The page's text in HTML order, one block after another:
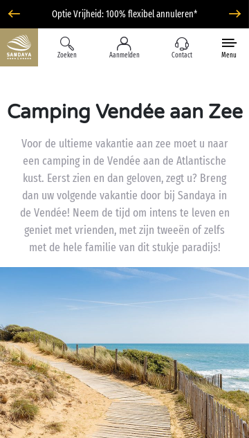
Optie Vrijheid: 100% flexibel annuleren*
Zoeken Aanmelden Contact Menu
Camping Vendée aan Zee
Voor de ultieme vakantie aan zee moet u naar
een camping in de Vendée aan de Atlantische
kust. Eerst zien en dan geloven, zegt u? Breng
dan uw volgende vakantie door bij Sandaya in
de Vendée! Neem de tijd om intens te leven en
geniet met vrienden, met zijn tweeën of zelfs
met de hele familie van dit stukje paradijs!